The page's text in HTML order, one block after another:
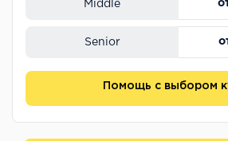
Middle
Senior
Помощь с выбором